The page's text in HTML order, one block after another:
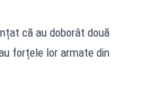
că au doborât două
forțele lor armate din